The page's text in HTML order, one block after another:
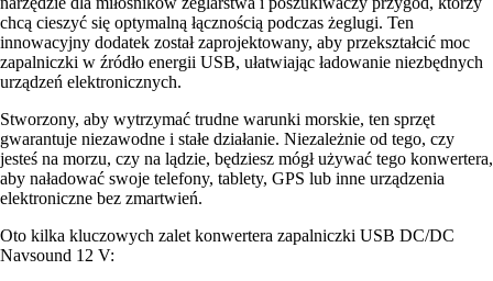
chcą cieszyć się optymalną łącznością podczas żeglugi. Ten
innowacyjny dodatek został zaprojektowany, aby przekształcić moc
zapalniczki w źródło energii USB, ułatwiając ładowanie niezbędnych
urządzeń elektronicznych.
Stworzony, aby wytrzymać trudne warunki morskie, ten sprzęt
gwarantuje niezawodne i stałe działanie. Niezależnie od tego, czy
jesteś na morzu, czy na lądzie, będziesz mógł używać tego konwertera,
aby naładować swoje telefony, tablety, GPS lub inne urządzenia
elektroniczne bez zmartwień.
Oto kilka kluczowych zalet konwertera zapalniczki USB DC/DC
Navsound 12 V: